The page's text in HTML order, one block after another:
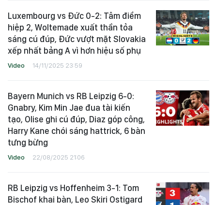
Luxembourg vs Đức 0-2: Tâm điểm
hiệp 2, Woltemade xuất thần tỏa
sáng cú đúp, Đức vượt mặt Slovakia
xếp nhất bảng A vì hơn hiệu số phụ
Video 14/11/2025 23:59
Bayern Munich vs RB Leipzig 6-0:
Gnabry, Kim Min Jae đua tài kiến
tạo, Olise ghi cú đúp, Diaz góp công,
Harry Kane chói sáng hattrick, 6 bàn
tưng bừng
Video 22/08/2025 21:06
RB Leipzig vs Hoffenheim 3-1: Tom
Bischof khai bàn, Leo Skiri Ostigard